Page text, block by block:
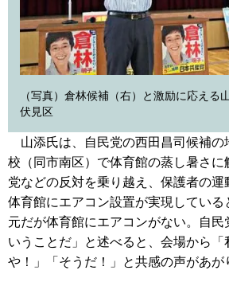
（写真）倉林候補（右）と激励に応える
伏見区
山添氏は、自民党の西田昌司候補の
校（同市南区）で体育館の蒸し暑さに
党などの反対を乗り越え、保護者の運
体育館にエアコン設置が実現している
元だが体育館にエアコンがない。自民
いうことだ」と述べると、会場から「
や！」「そうだ！」と共感の声があが